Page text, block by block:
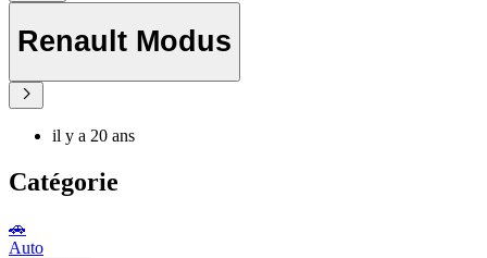
Renault Modus
il y a 20 ans
Catégorie
🚗
Auto